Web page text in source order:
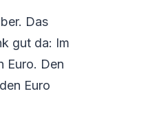
Das
gut da: Im
Euro. Den
Euro